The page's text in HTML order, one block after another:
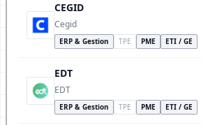
CEGID
Cegid
ERP & Gestion TPE PME ETI / GE
EDT
EDT
ERP & Gestion TPE PME ETI / GE